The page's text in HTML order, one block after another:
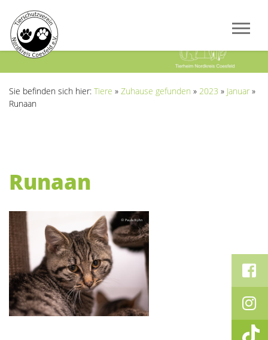
Sie befinden sich hier: Tiere » Zuhause gefunden » 2023 » Januar »
Runaan
Runaan